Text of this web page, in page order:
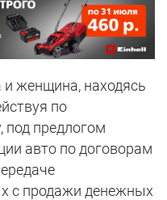
и женщина, находясь
по
под предлогом
авто по договорам
с продажи денежных